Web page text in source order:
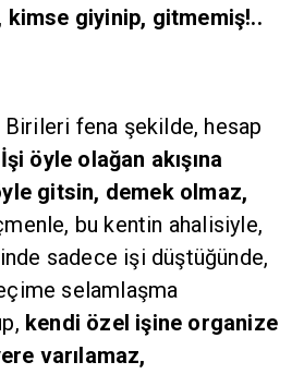
giyinip, gitmemiş!..
Birileri fena şekilde, hesap
İşi öyle olağan akışına
gitsin, demek olmaz,
bu kentin ahalisiyle,
sadece işi düştüğünde,
selamlaşma
kendi özel işine organize
varılamaz,